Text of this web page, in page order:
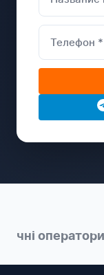
оператори